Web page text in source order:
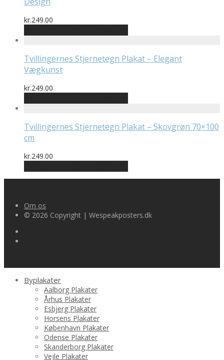
kr.249.00
Tvillingernes Stjernetegn Plakat – Elegant
Vægkunst
kr.249.00
Tvillingernes Stjernetegn Plakat – Skovgrøn 70×100
cm
kr.249.00
Om os
© 2026 Copyright | Wespeakposters.dk
Byplakater
Aalborg Plakater
Århus Plakater
Esbjerg Plakater
Horsens Plakater
København Plakater
Odense Plakater
Skanderborg Plakater
Vejle Plakater